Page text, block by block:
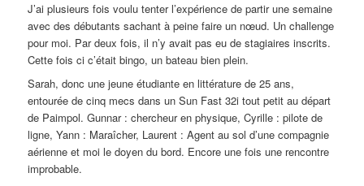
J’ai plusieurs fois voulu tenter l’expérience de partir une semaine
avec des débutants sachant à peine faire un nœud. Un challenge
pour moi. Par deux fois, il n’y avait pas eu de stagiaires inscrits.
Cette fois ci c’était bingo, un bateau bien plein.
Sarah, donc une jeune étudiante en littérature de 25 ans,
entourée de cinq mecs dans un Sun Fast 32i tout petit au départ
de Paimpol. Gunnar : chercheur en physique, Cyrille : pilote de
ligne, Yann : Maraîcher, Laurent : Agent au sol d’une compagnie
aérienne et moi le doyen du bord. Encore une fois une rencontre
improbable.